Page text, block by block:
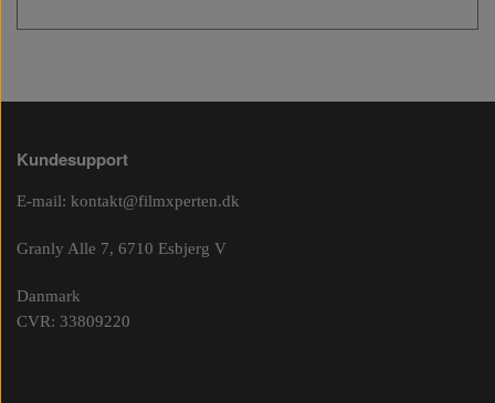
Kundesupport
E-mail: kontakt@filmxperten.dk
Granly Alle 7, 6710 Esbjerg V
Danmark
CVR: 33809220